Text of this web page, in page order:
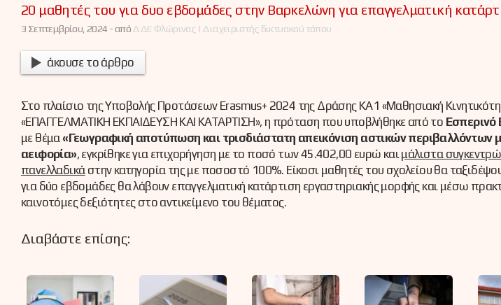
20 μαθητές του για δυο εβδομάδες στην Βαρκελώνη για επαγγελματική
3 Σεπτεμβρίου, 2024 -απόΔΔΕ Φλώρινας | Διαχειριστής δικτυακού τόπου
άκουσε το άρθρο
Στο πλαίσιο της Υποβολής Προτάσεων Erasmus+ 2024 της Δράσης ΚΑ1 «Μαθησιακή
«ΕΠΑΓΓΕΛΜΑΤΙΚΗ ΕΚΠΑΙΔΕΥΣΗ ΚΑΙ ΚΑΤΑΡΤΙΣΗ», η πρόταση που υποβλήθηκε από το Εσπερινό
με θέμα«Γεωγραφική αποτύπωση και τρισδιάστατη απεικόνιση αστικών περιβαλλόντων
αειφορία», εγκρίθηκε για επιχορήγηση με το ποσό των 45.402,00 ευρώ καιμάλιστα
πανελλαδικάστην κατηγορία της με ποσοστό 100%. Είκοσι μαθητές του σχολείου θα
για δύο εβδομάδες θα λάβουν επαγγελματική κατάρτιση εργαστηριακής μορφής και μέσω
καινοτόμες δεξιότητες στο αντικείμενο του θέματος.
Διαβάστε επίσης: